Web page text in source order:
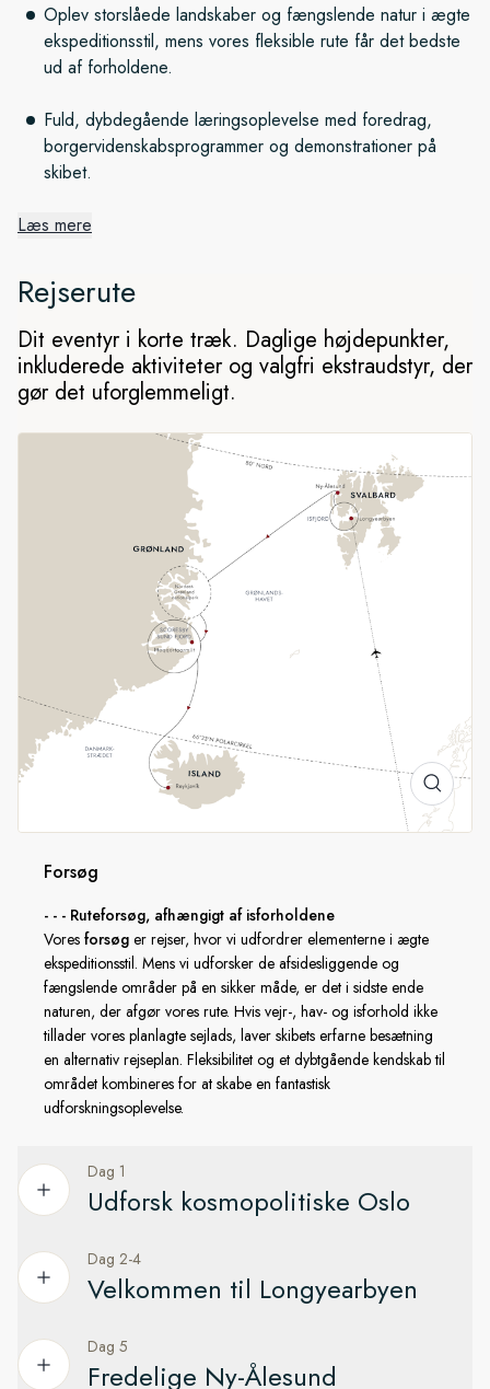
Oplev storslåede landskaber og fængslende natur i ægte
ekspeditionsstil, mens vores fleksible rute får det bedste
ud af forholdene.
Fuld, dybdegående læringsoplevelse med foredrag,
borgervidenskabsprogrammer og demonstrationer på
skibet.
Fra Svalbard til Grønland
Vi sætter sejl fra Longyearbyen og besøger først
polarforskningsstationen Ny-Ålesund, før rejsen går videre til
Grønland for at udforske Grønlands Nationalpark. Det
972.000 kvadratkilometer store naturreservat optager landets
afsidesliggende nordøstlige del. På grund af fraværet af
mennesker vrimler det med vilde dyr, og med lidt held ser vi
ikoniske arktiske dyr som moskusokser og endda isbjørne.
Fra Grønland til Island
Længere sydpå ligger Scoresbysund, der er et
kæmpeområde med fjorde og gletsjere, der spreder sig ud
over 62.000 kvadratkilometer. Forvent majestætiske
fjordlandskaber, historiske ruiner, overdådigt arktisk dyreliv og
potentielle besøg hos et af verdens mest afsidesliggende
samfund, inden vi sejler til Island ved rejsens slutning.
I overensstemmelse med AECO
HX er et stolt medlem af Association of Arctic Expedition
miljøer, vi udforsker, følger vi nøje AECO's standarder for
tilgængelige landgangssteder og sikre afstande til dyrelivet,
samtidig med at vi giver dig en uforglemmelig
ekspeditionsoplevelse.
Læs mere
Rejserute
Dit eventyr i korte træk. Daglige højdepunkter,
inkluderede aktiviteter og valgfri ekstraudstyr, der
gør det uforglemmeligt.
Dag 1
Udforsk kosmopolitiske Oslo
Nyd tiden i Oslo, før du flyver til Svalbard
Din ekspedition begynder i Oslo, Norges hovedstad ved
fjorden. Hvis du har tid, kan du udforske byens centrum på
egen hånd. Med sin rige historie og fashionable kunstscene
Dag 2-4
Velkommen til Longyearbyen
Oplev byen på toppen af verden
Dag 5
Fredelige Ny-Ålesund
Forsøg
- - - Ruteforsøg, afhængigt af isforholdene
Vores forsøg er rejser, hvor vi udfordrer elementerne i ægte
ekspeditionsstil. Mens vi udforsker de afsidesliggende og
fængslende områder på en sikker måde, er det i sidste ende
naturen, der afgør vores rute. Hvis vejr-, hav- og isforhold ikke
tillader vores planlagte sejlads, laver skibets erfarne besætning
en alternativ rejseplan. Fleksibilitet og et dybtgående kendskab til
området kombineres for at skabe en fantastisk
udforskningsoplevelse.